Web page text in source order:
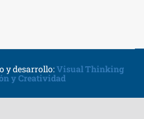
y desarrollo:Visual Thinking
y Creatividad